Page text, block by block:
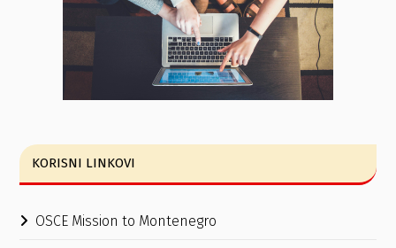
KORISNI LINKOVI
OSCE Mission to Montenegro